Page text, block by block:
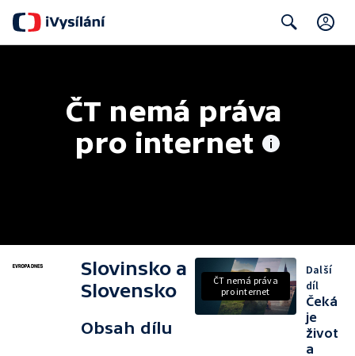
ČT nemá práva
pro internet
Slovinsko a
Slovensko
Obsah dílu
ČT nemá práva
pro internet
Další
díl
Čeká
je
život
a